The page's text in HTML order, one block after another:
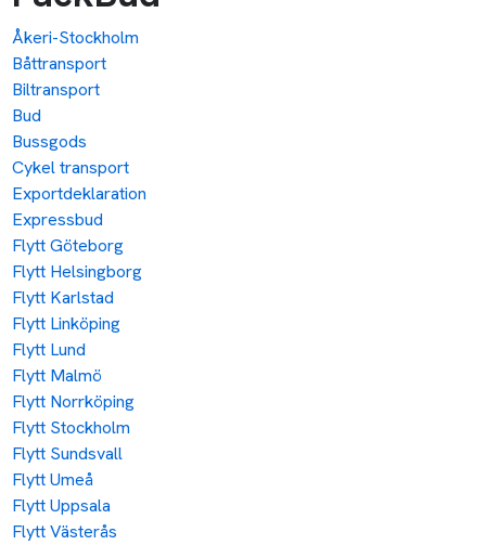
Åkeri-Stockholm
Båttransport
Biltransport
Bud
Bussgods
Cykel transport
Exportdeklaration
Expressbud
Flytt Göteborg
Flytt Helsingborg
Flytt Karlstad
Flytt Linköping
Flytt Lund
Flytt Malmö
Flytt Norrköping
Flytt Stockholm
Flytt Sundsvall
Flytt Umeå
Flytt Uppsala
Flytt Västerås